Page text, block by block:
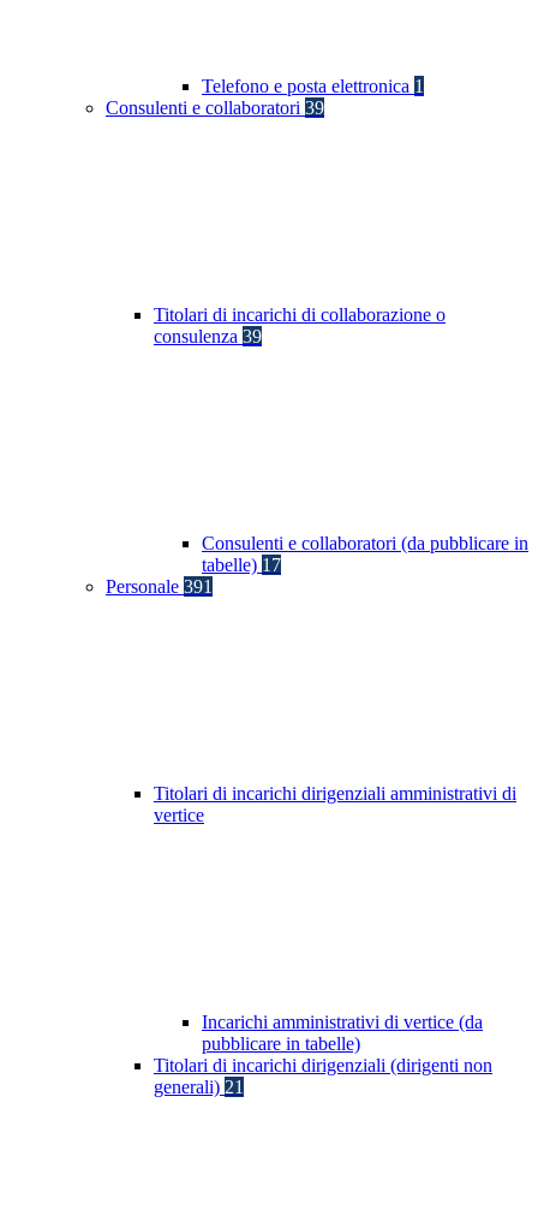
Telefono e posta elettronica 1
Consulenti e collaboratori 39
Titolari di incarichi di collaborazione o
consulenza 39
Consulenti e collaboratori (da pubblicare in
tabelle) 17
Personale 391
Titolari di incarichi dirigenziali amministrativi di
vertice
Incarichi amministrativi di vertice (da
pubblicare in tabelle)
Titolari di incarichi dirigenziali (dirigenti non
generali) 21